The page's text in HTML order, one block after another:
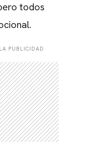
todos
PUBLICIDAD